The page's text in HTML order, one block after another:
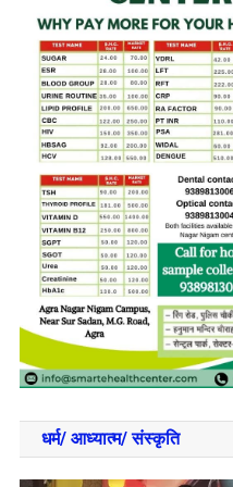
धर्म/ आध्‍यात्‍म/ संस्‍कृति